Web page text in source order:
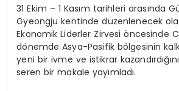
31 Ekim – 1 Kasım tarihleri arasında
Gyeongju kentinde düzenlenecek
Ekonomik Liderler Zirvesi öncesinde
dönemde Asya-Pasifik bölgesinin
yeni bir ivme ve istikrar
seren bir makale yayımladı.